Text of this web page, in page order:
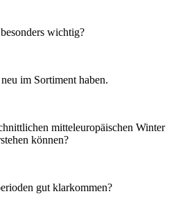
wichtig?
im Sortiment haben.
mitteleuropäischen Winter
können?
gut klarkommen?